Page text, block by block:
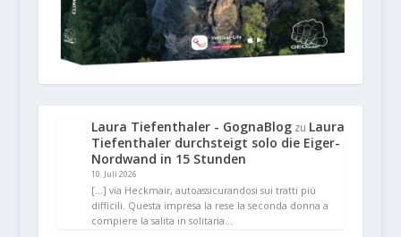
Laura Tiefenthaler - GognaBlogzu Laura
Tiefenthaler durchsteigt solo die Eiger-
Nordwand in 15 Stunden
10. Juli 2026
[…] via Heckmair, autoassicurandosi sui tratti più
difficili. Questa impresa la rese la seconda donna a
compiere la salita in solitaria…